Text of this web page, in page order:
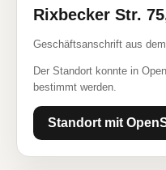
Rixbecker Str.
Geschäftsanschrift aus
Der Standort konnte in
bestimmt werden.
Standort mit